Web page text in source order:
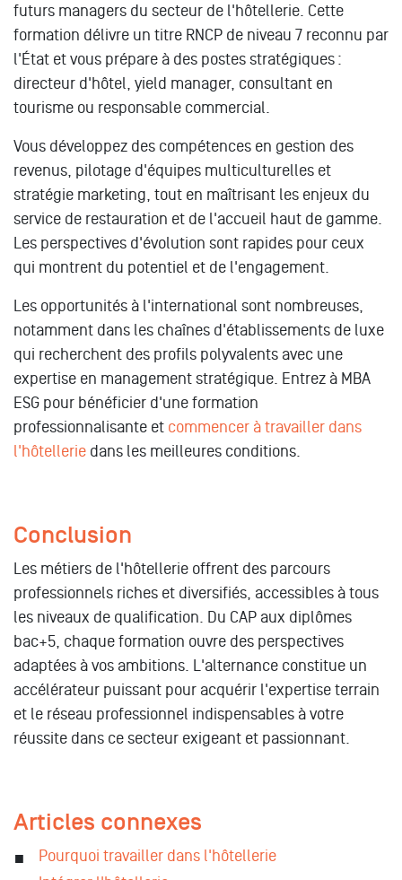
futurs managers du secteur de l'hôtellerie. Cette
formation délivre un titre RNCP de niveau 7 reconnu par
l'État et vous prépare à des postes stratégiques :
directeur d'hôtel, yield manager, consultant en
tourisme ou responsable commercial.
Vous développez des compétences en gestion des
revenus, pilotage d'équipes multiculturelles et
stratégie marketing, tout en maîtrisant les enjeux du
service de restauration et de l'accueil haut de gamme.
Les perspectives d'évolution sont rapides pour ceux
qui montrent du potentiel et de l'engagement.
Les opportunités à l'international sont nombreuses,
notamment dans les chaînes d'établissements de luxe
qui recherchent des profils polyvalents avec une
expertise en management stratégique. Entrez à MBA
ESG pour bénéficier d'une formation
professionnalisante et commencer à travailler dans
l'hôtellerie dans les meilleures conditions.
Conclusion
Les métiers de l'hôtellerie offrent des parcours
professionnels riches et diversifiés, accessibles à tous
les niveaux de qualification. Du CAP aux diplômes
bac+5, chaque formation ouvre des perspectives
adaptées à vos ambitions. L'alternance constitue un
accélérateur puissant pour acquérir l'expertise terrain
et le réseau professionnel indispensables à votre
réussite dans ce secteur exigeant et passionnant.
Articles connexes
Pourquoi travailler dans l'hôtellerie